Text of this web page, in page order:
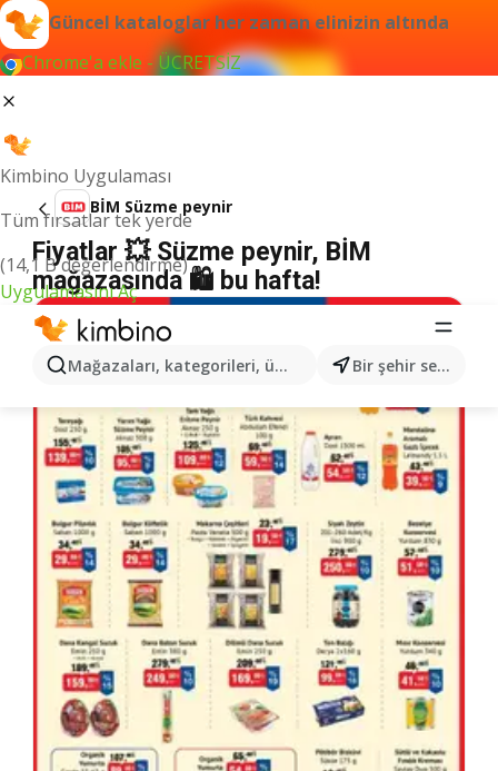
Güncel kataloglar her zaman elinizin altında
Chrome'a ekle - ÜCRETSİZ
Kimbino Uygulaması
Tüm fırsatlar tek yerde
(14,1 B değerlendirme)
Uygulamasını Aç
Mağazaları, kategorileri, ürünleri arayın... Bir şehir seçin
BİM Süzme peynir
Fiyatlar 💥 Süzme peynir, BİM
mağazasında 🛍️ bu hafta!